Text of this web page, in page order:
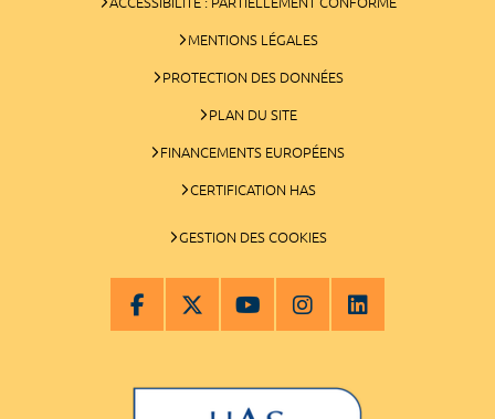
MENTIONS LÉGALES
PROTECTION DES DONNÉES
PLAN DU SITE
FINANCEMENTS EUROPÉENS
CERTIFICATION HAS
GESTION DES COOKIES